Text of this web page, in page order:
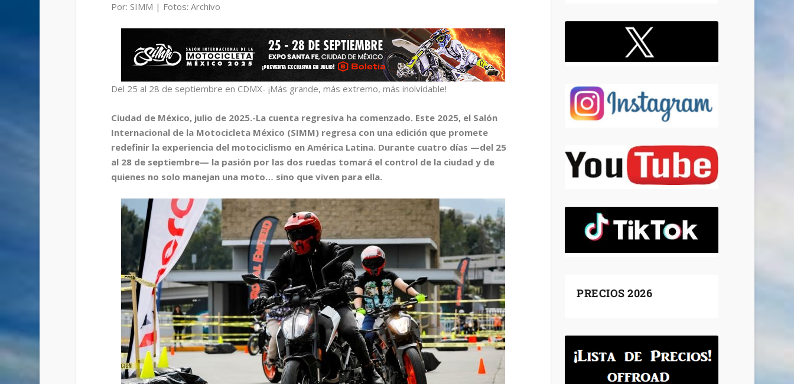
Por: SIMM | Fotos: Archivo
Del 25 al 28 de septiembre en CDMX- ¡Más grande, más extremo, más inolvidable!
Ciudad de México, julio de 2025.-La cuenta regresiva ha comenzado. Este 2025, el Salón
Internacional de la Motocicleta México (SIMM) regresa con una edición que promete
redefinir la experiencia del motociclismo en América Latina. Durante cuatro días —del 25
al 28 de septiembre— la pasión por las dos ruedas tomará el control de la ciudad y de
quienes no solo manejan una moto… sino que viven para ella.
PRECIOS 2026